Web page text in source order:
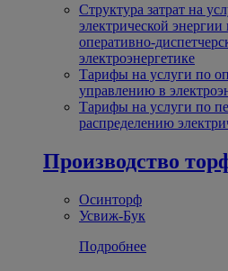
Структура затрат на
электрической
оперативно-
электроэнергетике
Тарифы на услуги по
управлению в
Тарифы на услуги по
распределению
Производство
Осинторф
Усвиж-Бук
Подробнее